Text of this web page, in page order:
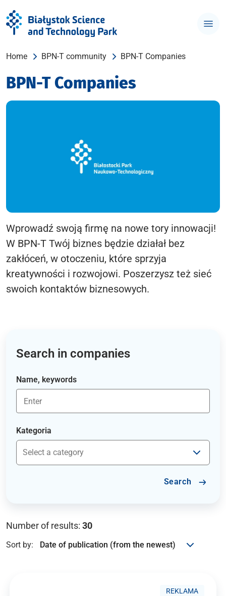
Home BPN-T community BPN-T Companies
BPN-T Companies
Wprowadź swoją firmę na nowe tory innowacji!
W BPN-T Twój biznes będzie działał bez
zakłóceń, w otoczeniu, które sprzyja
kreatywności i rozwojowi. Poszerzysz też sieć
swoich kontaktów biznesowych.
Search in companies
Name, keywords
Kategoria
Search
Number of results: 30
Sort by:
REKLAMA